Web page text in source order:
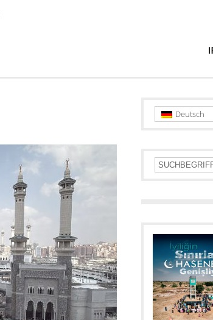
Deutsch